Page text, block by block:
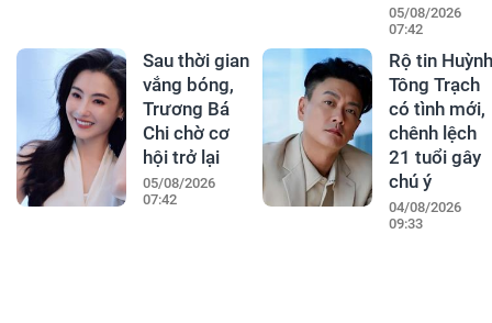
05/08/2026
07:42
Sau thời gian
vắng bóng,
Trương Bá
Chi chờ cơ
hội trở lại
05/08/2026
07:42
Rộ tin Huỳnh
Tông Trạch
có tình mới,
chênh lệch
21 tuổi gây
chú ý
04/08/2026
09:33